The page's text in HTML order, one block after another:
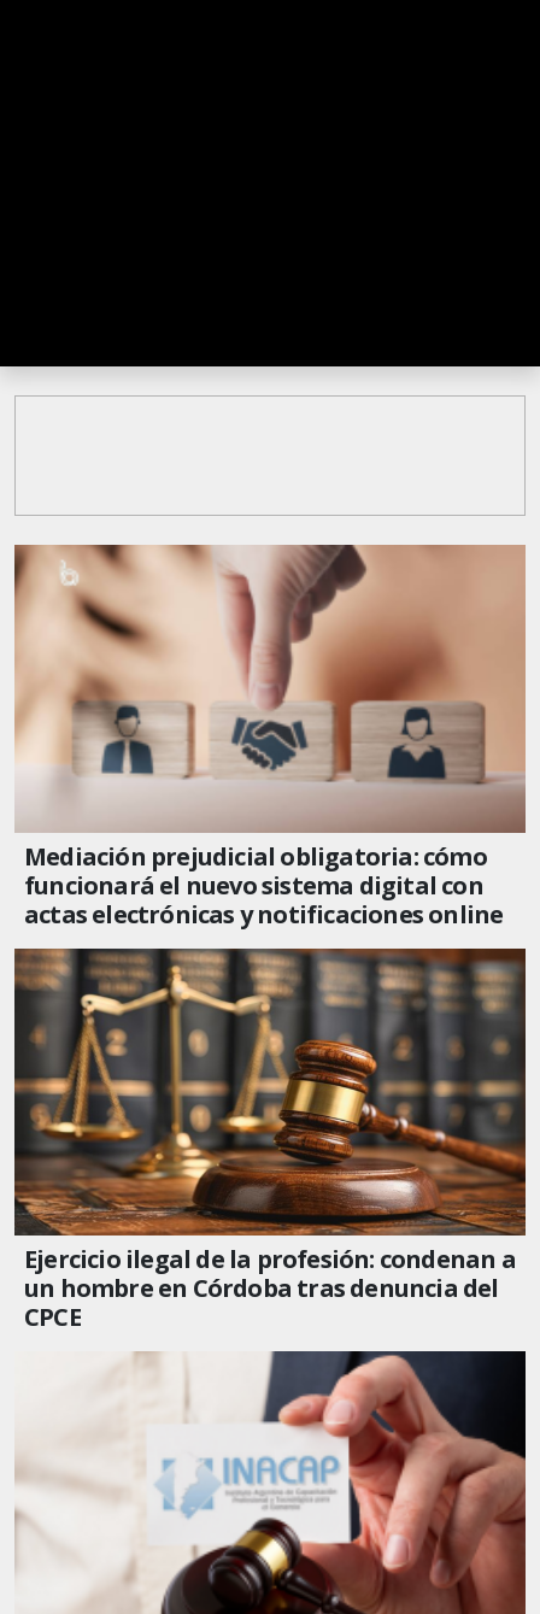
Mediación prejudicial obligatoria: cómo
funcionará el nuevo sistema digital con
actas electrónicas y notificaciones online
Ejercicio ilegal de la profesión: condenan a
un hombre en Córdoba tras denuncia del
CPCE